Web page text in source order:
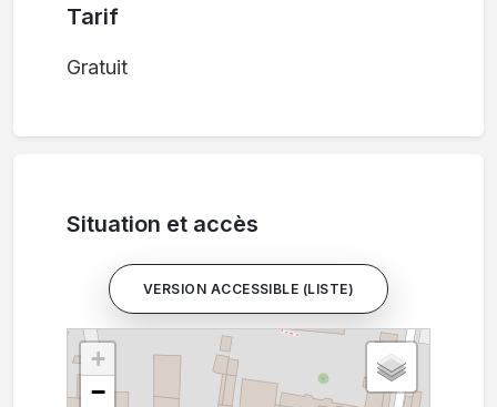
Tarif
Gratuit
Situation et accès
VERSION ACCESSIBLE (LISTE)
+
−